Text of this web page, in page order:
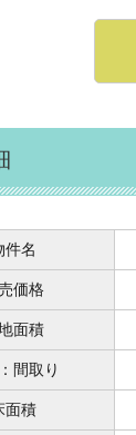
件名
価格
面積
間取り
面積